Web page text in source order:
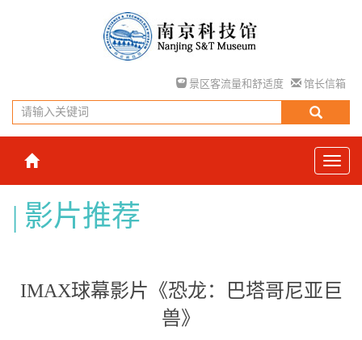
景区客流量和舒适度 馆长信箱
影片推荐
IMAX球幕影片《恐龙：巴塔哥尼亚巨
兽》